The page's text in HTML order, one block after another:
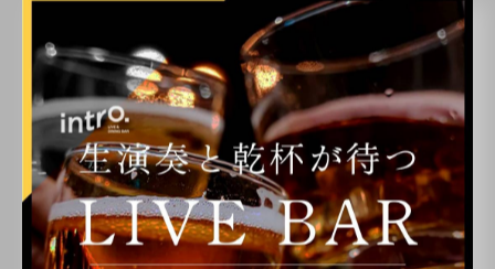
福岡の生演奏バーで非日常を感じるポイント
福岡・博多エリアの生演奏バーは、日常を忘れて特別な
時間を味わいたい方にぴったりのスポットです。地下に
続く隠れ家的なバーや、都会の喧騒を離れた落ち着いた
空間が多く、「ここでしか体験できない音と雰囲気」が
魅力とされています。
非日常を感じるポイントとしては、ライブ演奏の臨場感